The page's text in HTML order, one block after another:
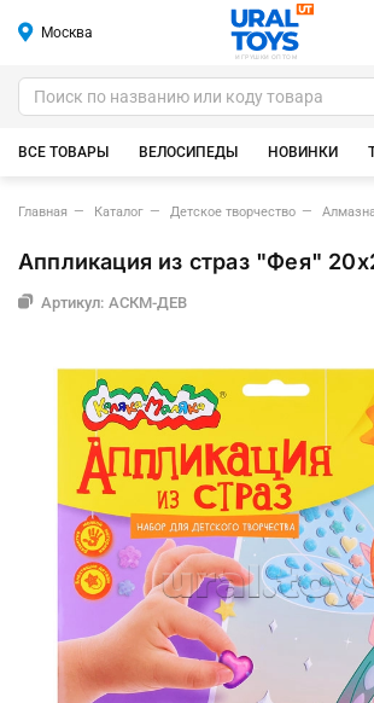
Москва
ИГРУШКИ ОПТОМ
ВСЕ ТОВАРЫ ВЕЛОСИПЕДЫ НОВИНКИ
Главная Каталог Детское творчество
Аппликация из страз "Фея"
Артикул: АСКМ-ДЕВ